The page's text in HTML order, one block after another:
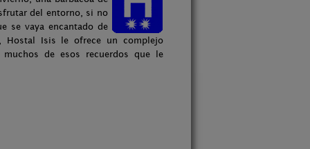
del entorno, si no
se vaya encantado de
Hostal Isis le ofrece un complejo
de esos recuerdos que le